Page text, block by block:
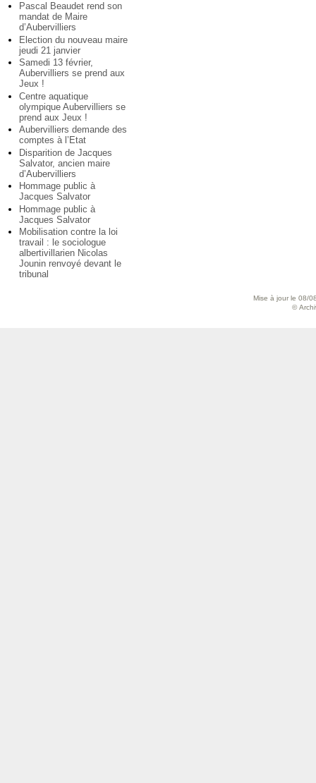
Pascal Beaudet rend son
mandat de Maire
d’Aubervilliers
Election du nouveau maire
jeudi 21 janvier
Samedi 13 février,
Aubervilliers se prend aux
Jeux !
Centre aquatique
olympique Aubervilliers se
prend aux Jeux !
Aubervilliers demande des
comptes à l’Etat
Disparition de Jacques
Salvator, ancien maire
d’Aubervilliers
Hommage public à
Jacques Salvator
Hommage public à
Jacques Salvator
Mobilisation contre la loi
travail : le sociologue
albertivillarien Nicolas
Jounin renvoyé devant le
tribunal
Mise à jour le 08/
©